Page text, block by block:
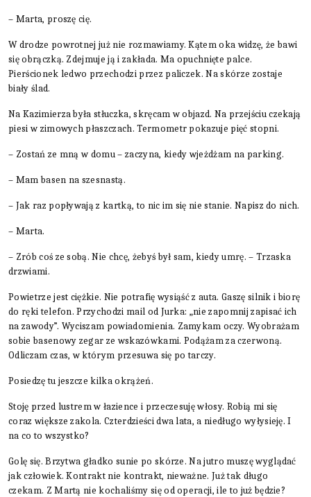
– Marta, proszę cię.
W drodze powrotnej już nie rozmawiamy. Kątem oka widzę, że bawi
się obrączką. Zdejmuje ją i zakłada. Ma opuchnięte palce.
Pierścionek ledwo przechodzi przez paliczek. Na skórze zostaje
biały ślad.
Na Kazimierza była stłuczka, skręcam w objazd. Na przejściu czekają
piesi w zimowych płaszczach. Termometr pokazuje pięć stopni.
– Zostań ze mną w domu – zaczyna, kiedy wjeżdżam na parking.
– Mam basen na szesnastą.
– Jak raz popływają z kartką, to nic im się nie stanie. Napisz do nich.
– Marta.
– Zrób coś ze sobą. Nie chcę, żebyś był sam, kiedy umrę. – Trzaska
drzwiami.
Powietrze jest ciężkie. Nie potrafię wysiąść z auta. Gaszę silnik i biorę
do ręki telefon. Przychodzi mail od Jurka: „nie zapomnij zapisać ich
na zawody”. Wyciszam powiadomienia. Zamykam oczy. Wyobrażam
sobie basenowy zegar ze wskazówkami. Podążam za czerwoną.
Odliczam czas, w którym przesuwa się po tarczy.
Posiedzę tu jeszcze kilka okrążeń.
Stoję przed lustrem w łazience i przeczesuję włosy. Robią mi się
coraz większe zakola. Czterdzieści dwa lata, a niedługo wyłysieję. I
na co to wszystko?
Golę się. Brzytwa gładko sunie po skórze. Na jutro muszę wyglądać
jak człowiek. Kontrakt nie kontrakt, nieważne. Już tak długo
czekam. Z Martą nie kochaliśmy się od operacji, ile to już będzie?